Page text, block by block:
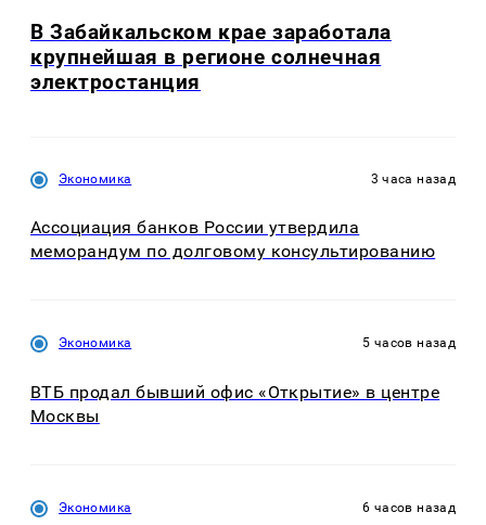
В Забайкальском крае заработала
крупнейшая в регионе солнечная
электростанция
Экономика 3 часа назад
Ассоциация банков России утвердила
меморандум по долговому консультированию
Экономика 5 часов назад
ВТБ продал бывший офис «Открытие» в центре
Москвы
Экономика 6 часов назад